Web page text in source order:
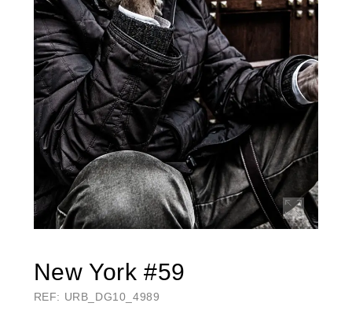
New York #59
REF: URB_DG10_4989